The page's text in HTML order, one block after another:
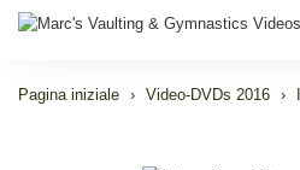
Pagina iniziale Video-DVDs 2016